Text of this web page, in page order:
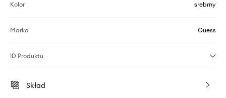
Kolor srebrny
Marka Guess
ID Produktu
Skład